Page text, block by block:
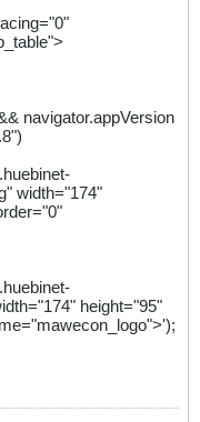
navigator.appVersion
width="174"
height="95"